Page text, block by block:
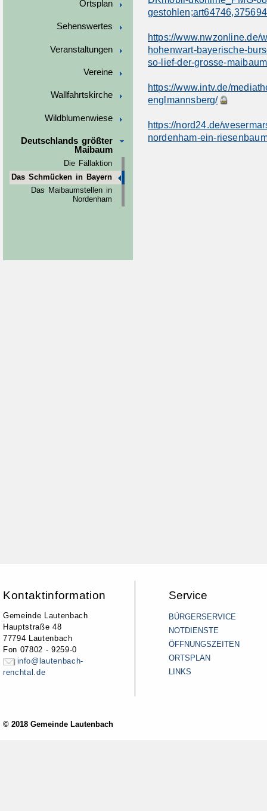
Ortsplan
Sehenswertes
Veranstaltungen
Vereine
Wallfahrtskirche
Wildblumenwiese
Deutschlands größter
Maibaum
Die Fällaktion
Das Schmücken in Bayern
Das Maibaumstellen in
Nordenham
https://www.nwzonline.de/
hohenwart-bayerische-
so-lief-der-grosse-
https://www.intv.de/
englmannsberg/
https://nord24.de/
nordenham-ein-
Kontaktinformation
Gemeinde Lautenbach
Hauptstraße 48
77794 Lautenbach
Fon 07802 - 9259-0
info@lautenbach-
renchtal.de
Service
BÜRGERSERVICE
NOTDIENSTE
ÖFFNUNGSZEITEN
ORTSPLAN
LINKS
© 2018 Gemeinde Lautenbach